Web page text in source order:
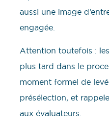
aussi une image
engagée.
Attention toutefois :
plus tard dans le
moment formel de
présélection, et
aux évaluateurs.